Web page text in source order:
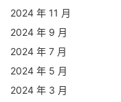
2024 年 11 月
2024 年 9 月
2024 年 7 月
2024 年 5 月
2024 年 3 月